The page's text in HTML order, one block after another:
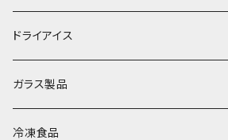
丸氷
直径70mm
直径65mm
角氷
砕氷
かき氷シロップ
無果汁1.8Lパック
無果汁1Lパック
かき氷機・かき氷器
かき氷カップ
ドライアイス
ドライアイス3ｋｇ
ドライアイス4ｋｇ
ガラス製品
オンザロック・グラス
冷凍食品